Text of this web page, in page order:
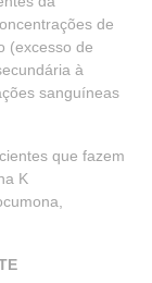
de
(excesso de
à
sanguíneas
que fazem
K